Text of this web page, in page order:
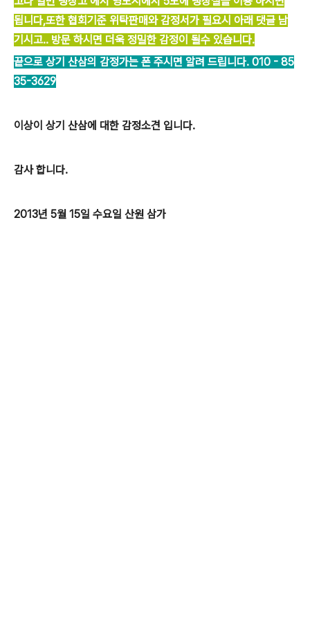
됩니다,또한 협회기준 위탁판매와 감정서가 필요시 아래 댓글 남
기시고.. 방문 하시면 더욱 정밀한 감정이 될수 있습니다.
끝으로 상기 산삼의 감정가는 폰 주시면 알려 드립니다. 010 - 85
35-3629
이상이 상기 산삼에 대한 감정소견 입니다.
감사 합니다.
2013년 5월 15일 수요일 산원 삼가